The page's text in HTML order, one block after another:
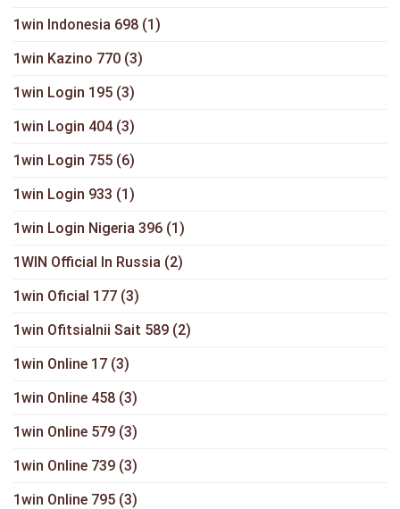
1win Indonesia 698 (1)
1win Kazino 770 (3)
1win Login 195 (3)
1win Login 404 (3)
1win Login 755 (6)
1win Login 933 (1)
1win Login Nigeria 396 (1)
1WIN Official In Russia (2)
1win Oficial 177 (3)
1win Ofitsialnii Sait 589 (2)
1win Online 17 (3)
1win Online 458 (3)
1win Online 579 (3)
1win Online 739 (3)
1win Online 795 (3)